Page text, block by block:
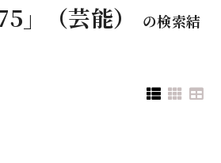
」（芸能）
の検索結